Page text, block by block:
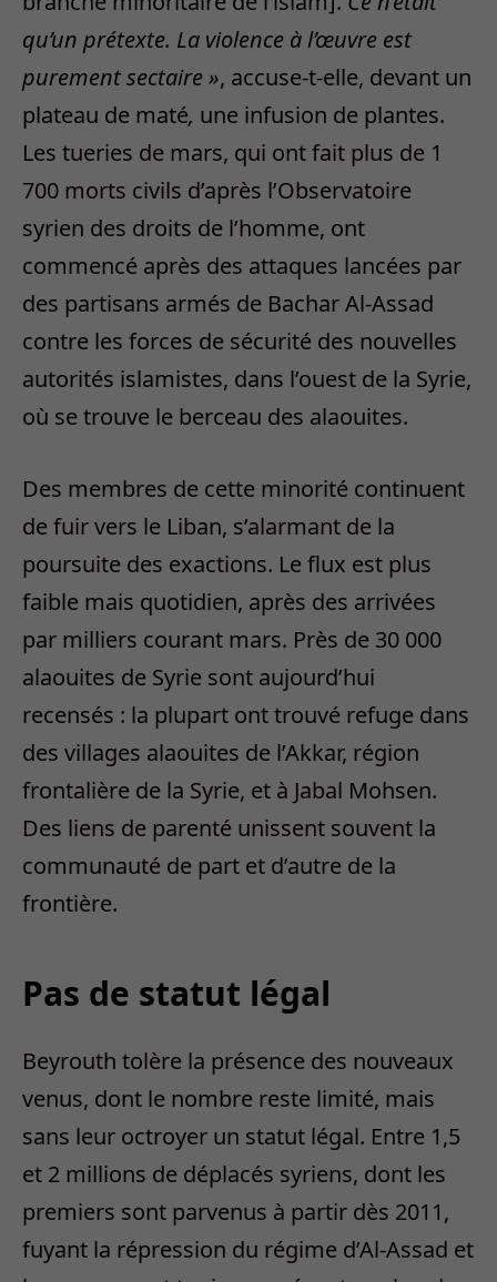
qu’un prétexte. La violence à l’œuvre est
purement sectaire », accuse-t-elle, devant un
plateau de maté, une infusion de plantes.
Les tueries de mars, qui ont fait plus de 1
700 morts civils d’après l’Observatoire
syrien des droits de l’homme, ont
commencé après des attaques lancées par
des partisans armés de Bachar Al-Assad
contre les forces de sécurité des nouvelles
autorités islamistes, dans l’ouest de la Syrie,
où se trouve le berceau des alaouites.
Des membres de cette minorité continuent
de fuir vers le Liban, s’alarmant de la
poursuite des exactions. Le flux est plus
faible mais quotidien, après des arrivées
par milliers courant mars. Près de 30 000
alaouites de Syrie sont aujourd’hui
recensés : la plupart ont trouvé refuge dans
des villages alaouites de l’Akkar, région
frontalière de la Syrie, et à Jabal Mohsen.
Des liens de parenté unissent souvent la
communauté de part et d’autre de la
frontière.
Pas de statut légal
Beyrouth tolère la présence des nouveaux
venus, dont le nombre reste limité, mais
sans leur octroyer un statut légal. Entre 1,5
et 2 millions de déplacés syriens, dont les
premiers sont parvenus à partir dès 2011,
fuyant la répression du régime d’Al-Assad et